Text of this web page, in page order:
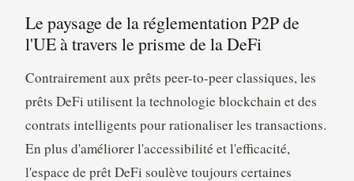
Le paysage de la réglementation P2P de
l'UE à travers le prisme de la DeFi
Contrairement aux prêts peer-to-peer classiques, les
prêts DeFi utilisent la technologie blockchain et des
contrats intelligents pour rationaliser les transactions.
En plus d'améliorer l'accessibilité et l'efficacité,
l'espace de prêt DeFi soulève toujours certaines